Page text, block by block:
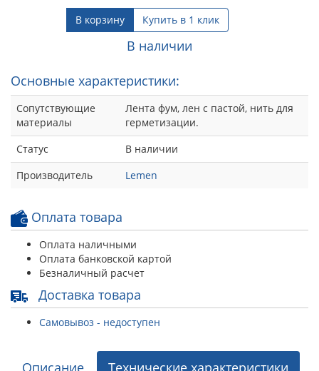
В корзину Купить в 1 клик
В наличии
Основные характеристики:
Сопутствующие
материалы
Лента фум, лен с пастой, нить для
герметизации.
Статус
В наличии
Производитель
Lemen
Оплата товара
Оплата наличными
Оплата банковской картой
Безналичный расчет
Доставка товара
Самовывоз - недоступен
Описание
Технические характеристики